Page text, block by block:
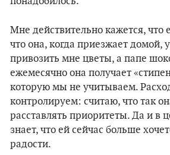
Мне действительно кажется, что
что она, когда приезжает домой,
привозить мне цветы, а папе
ежемесячно она получает
которую мы не учитываем.
контролируем: считаю, что так
расставлять приоритеты. Да и в
знает, что ей сейчас больше
радости.